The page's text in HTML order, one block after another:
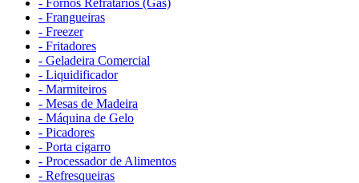
- Fornos Refratários (Gás)
- Frangueiras
- Freezer
- Fritadores
- Geladeira Comercial
- Liquidificador
- Marmiteiros
- Mesas de Madeira
- Máquina de Gelo
- Picadores
- Porta cigarro
- Processador de Alimentos
- Refresqueiras